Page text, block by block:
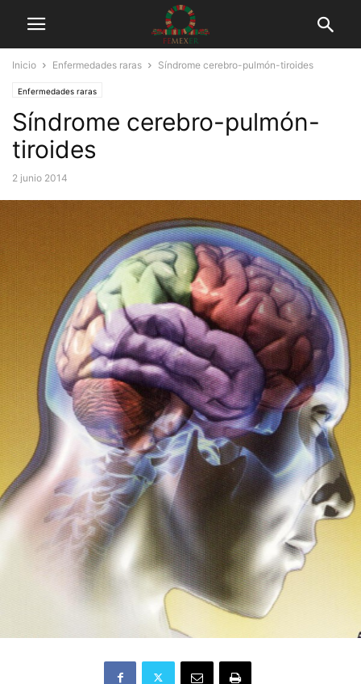
Inicio Enfermedades raras Síndrome cerebro-pulmón-tiroides
Enfermedades raras
Síndrome cerebro-pulmón-
tiroides
2 junio 2014